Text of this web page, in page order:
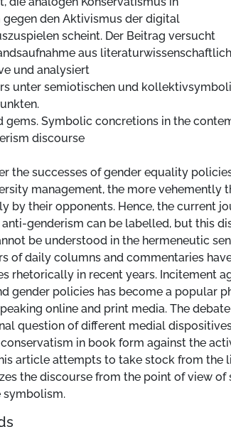
gegen den Aktivismus der digital
scheint. Der Beitrag versucht
aus
und analysiert
unter semiotischen und
gems. Symbolic concretions in the
discourse
the successes of gender equality
management, the more vehemently
by their opponents. Hence, the current
genderism can be labelled, but this
be understood in the hermeneutic
of daily columns and commentaries
rhetorically in recent years. Incitement
gender policies has become a popular
online and print media. The
question of different medial
in book form against the
article attempts to take stock from the
the discourse from the point of view of